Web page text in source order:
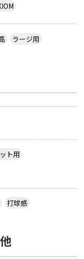
ラージ用
ト用
打球感